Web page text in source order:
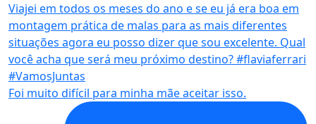
Foi muito difícil para minha mãe aceitar isso.